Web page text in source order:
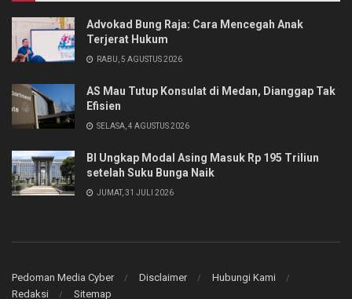
Advokad Bung Raja: Cara Mencegah Anak
Terjerat Hukum
RABU, 5 AGUSTUS 2026
AS Mau Tutup Konsulat di Medan, Dianggap Tak
Efisien
SELASA, 4 AGUSTUS 2026
BI Ungkap Modal Asing Masuk Rp 195 Triliun
setelah Suku Bunga Naik
JUMAT, 31 JULI 2026
Pedoman Media Cyber Disclaimer
Hubungi Kami
Redaksi
Sitemap